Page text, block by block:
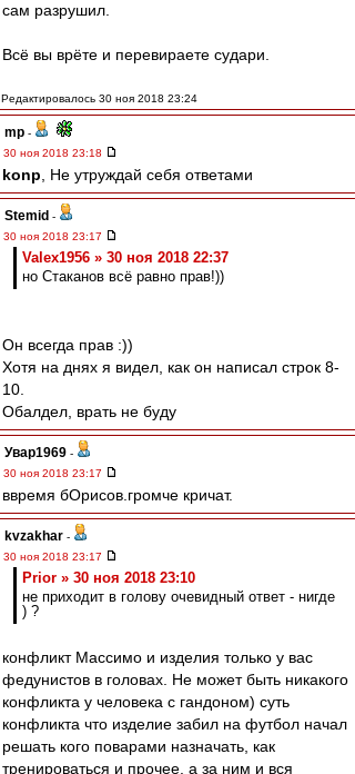
сам разрушил.
Всё вы врёте и перевираете судари.
Редактировалось 30 ноя 2018 23:24
mp -
30 ноя 2018 23:18
konp , Не утруждай себя ответами
Stemid -
30 ноя 2018 23:17
Valex1956 » 30 ноя 2018 22:37
но Стаканов всё равно прав!))
Он всегда прав :))
Хотя на днях я видел, как он написал строк 8-
10.
Обалдел, врать не буду
Увар1969 -
30 ноя 2018 23:17
ввремя бОрисов.громче кричат.
kvzakhar -
30 ноя 2018 23:17
Prior » 30 ноя 2018 23:10
не приходит в голову очевидный ответ - нигде
) ?
конфликт Массимо и изделия только у вас
федунистов в головах. Не может быть никакого
конфликта у человека с гандоном) суть
конфликта что изделие забил на футбол начал
решать кого поварами назначать, как
тренироваться и прочее. а за ним и вся